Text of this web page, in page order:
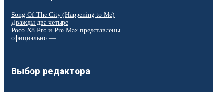
Song Of The City (Happening to Me)
Дважды два четыре
Poco X8 Pro и Pro Max представлены
официально —...
Выбор редактора